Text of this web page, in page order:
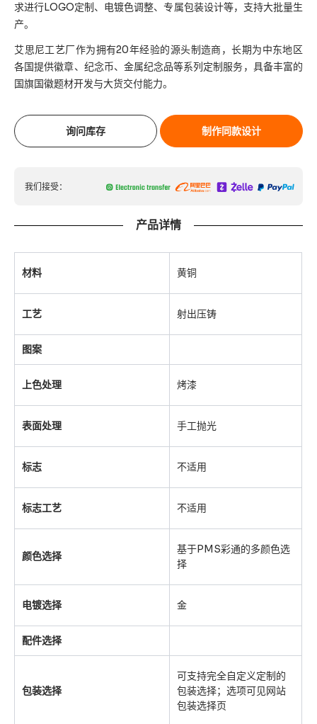
求进行LOGO定制、电镀色调整、专属包装设计等，支持大批量生
产。
艾思尼工艺厂作为拥有20年经验的源头制造商，长期为中东地区
各国提供徽章、纪念币、金属纪念品等系列定制服务，具备丰富的
国旗国徽题材开发与大货交付能力。
询问库存 制作同款设计
我们接受：
产品详情
材料 黄铜
工艺 射出压铸
图案
上色处理 烤漆
表面处理 手工抛光
标志 不适用
标志工艺 不适用
颜色选择
基于PMS彩通的多颜色选
择
电镀选择 金
配件选择
包装选择
可支持完全自定义定制的
包装选择；选项可见网站
包装选择页